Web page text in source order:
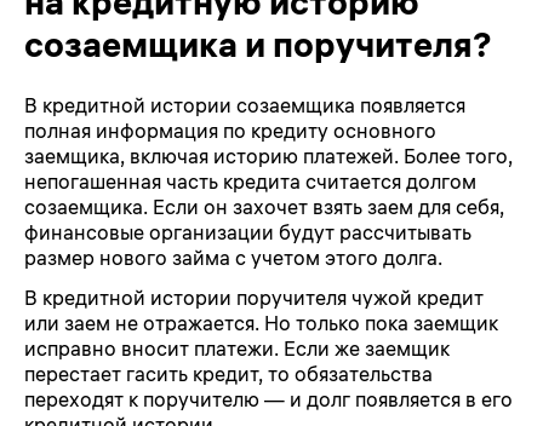
созаемщика и поручителя?
В кредитной истории созаемщика появляется
полная информация по кредиту основного
заемщика, включая историю платежей. Более того,
непогашенная часть кредита считается долгом
созаемщика. Если он захочет взять заем для себя,
финансовые организации будут рассчитывать
размер нового займа с учетом этого долга.
В кредитной истории поручителя чужой кредит
или заем не отражается. Но только пока заемщик
исправно вносит платежи. Если же заемщик
перестает гасить кредит, то обязательства
переходят к поручителю — и долг появляется в его